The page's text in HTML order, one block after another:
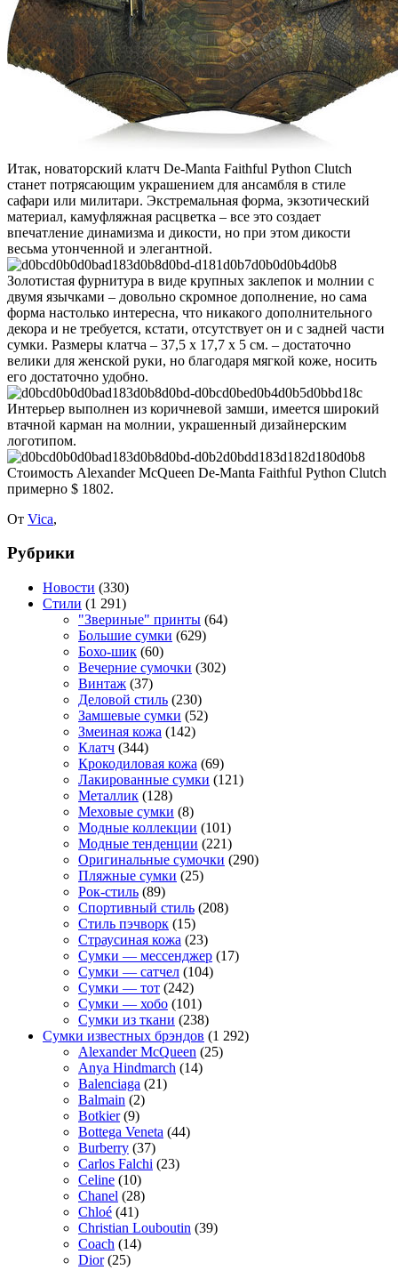
Итак, новаторский клатч De-Manta Faithful Python Clutch
станет потрясающим украшением для ансамбля в стиле
сафари или милитари. Экстремальная форма, экзотический
материал, камуфляжная расцветка – все это создает
впечатление динамизма и дикости, но при этом дикости
весьма утонченной и элегантной.
Золотистая фурнитура в виде крупных заклепок и молнии с
двумя язычками – довольно скромное дополнение, но сама
форма настолько интересна, что никакого дополнительного
декора и не требуется, кстати, отсутствует он и с задней части
сумки. Размеры клатча – 37,5 х 17,7 х 5 см. – достаточно
велики для женской руки, но благодаря мягкой коже, носить
его достаточно удобно.
Интерьер выполнен из коричневой замши, имеется широкий
втачной карман на молнии, украшенный дизайнерским
логотипом.
Стоимость Alexander McQueen De-Manta Faithful Python Clutch
примерно $ 1802.
От Vica,
Рубрики
Новости (330)
Стили (1 291)
"Звериные" принты (64)
Большие сумки (629)
Бохо-шик (60)
Вечерние сумочки (302)
Винтаж (37)
Деловой стиль (230)
Замшевые сумки (52)
Змеиная кожа (142)
Клатч (344)
Крокодиловая кожа (69)
Лакированные сумки (121)
Металлик (128)
Меховые сумки (8)
Модные коллекции (101)
Модные тенденции (221)
Оригинальные сумочки (290)
Пляжные сумки (25)
Рок-стиль (89)
Спортивный стиль (208)
Стиль пэчворк (15)
Страусиная кожа (23)
Сумки — мессенджер (17)
Сумки — сатчел (104)
Сумки — тот (242)
Сумки — хобо (101)
Сумки из ткани (238)
Сумки известных брэндов (1 292)
Alexander McQueen (25)
Anya Hindmarch (14)
Balenciaga (21)
Balmain (2)
Botkier(9)
Bottega Veneta (44)
Burberry (37)
Carlos Falchi (23)
Celine (10)
Chanel (28)
Chloé (41)
Christian Louboutin (39)
Coach (14)
Dior(25)